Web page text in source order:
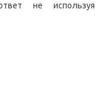
не используя